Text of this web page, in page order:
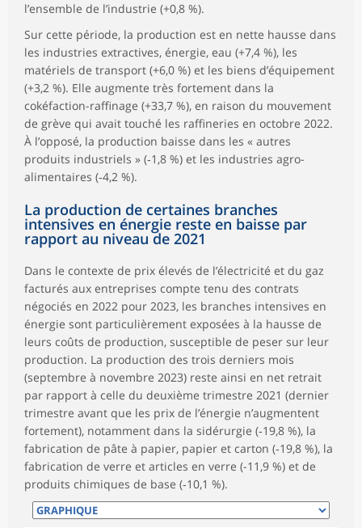
l’ensemble de l’industrie (+0,8 %).
Sur cette période, la production est en nette hausse dans
les industries extractives, énergie, eau (+7,4 %), les
matériels de transport (+6,0 %) et les biens d’équipement
(+3,2 %). Elle augmente très fortement dans la
cokéfaction-raffinage (+33,7 %), en raison du mouvement
de grève qui avait touché les raffineries en octobre 2022.
À l’opposé, la production baisse dans les « autres
produits industriels » (‑1,8 %) et les industries agro-
alimentaires (‑4,2 %).
La production de certaines branches
intensives en énergie reste en baisse par
rapport au niveau de 2021
Dans le contexte de prix élevés de l’électricité et du gaz
facturés aux entreprises compte tenu des contrats
négociés en 2022 pour 2023, les branches intensives en
énergie sont particulièrement exposées à la hausse de
leurs coûts de production, susceptible de peser sur leur
production. La production des trois derniers mois
(septembre à novembre 2023) reste ainsi en net retrait
par rapport à celle du deuxième trimestre 2021 (dernier
trimestre avant que les prix de l’énergie n’augmentent
fortement), notamment dans la sidérurgie (‑19,8 %), la
fabrication de pâte à papier, papier et carton (‑19,8 %), la
fabrication de verre et articles en verre (-11,9 %) et de
produits chimiques de base (‑10,1 %).